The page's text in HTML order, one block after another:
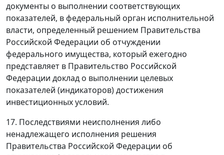
документы о выполнении соответствующих
показателей, в федеральный орган исполнительной
власти, определенный решением Правительства
Российской Федерации об отчуждении
федерального имущества, который ежегодно
представляет в Правительство Российской
Федерации доклад о выполнении целевых
показателей (индикаторов) достижения
инвестиционных условий.
17. Последствиями неисполнения либо
ненадлежащего исполнения решения
Правительства Российской Федерации об